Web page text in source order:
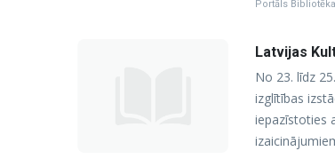
Portāls
Latvijas
No 23. līdz
izglītības
iepazīstoties